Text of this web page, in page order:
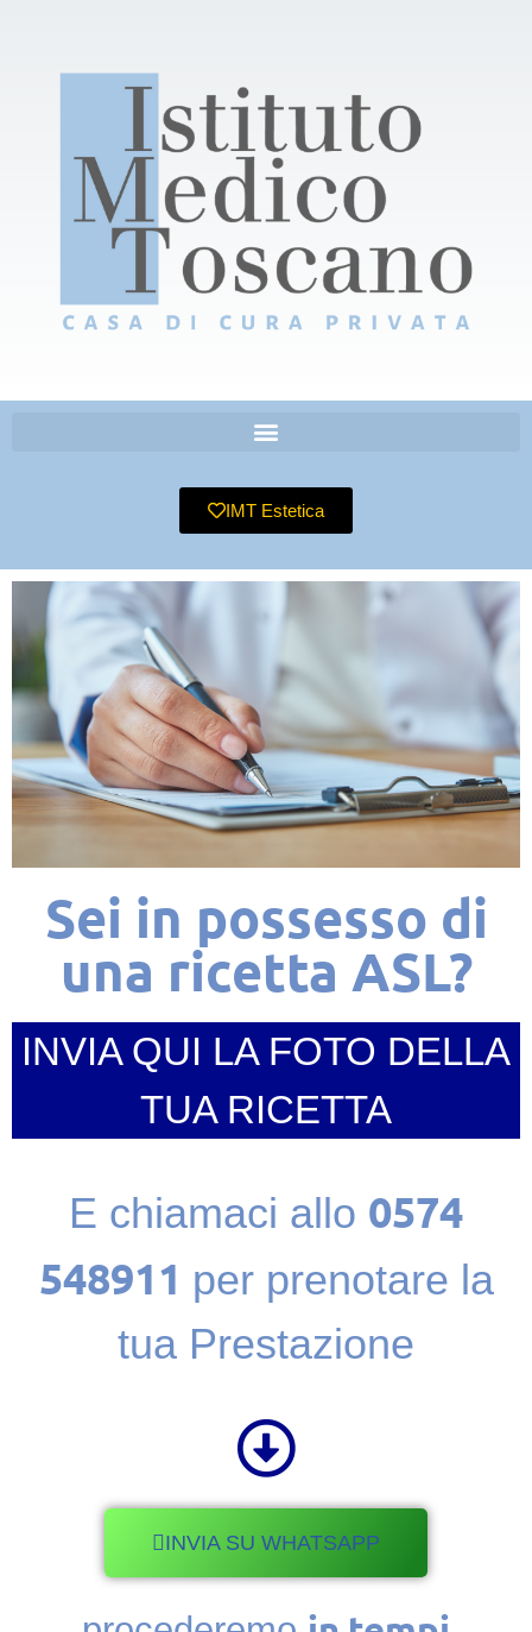
IMT Estetica
Sei in possesso di
una ricetta ASL?
INVIA QUI LA FOTO DELLA
TUA RICETTA
E chiamaci allo 0574
548911 per prenotare la
tua Prestazione
INVIA SU WHATSAPP